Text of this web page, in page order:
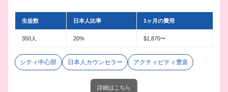
生徒数 日本人比率 1ヶ月の費用
350人 20% $1,870〜
シティ中心部 日本人カウンセラー アクティビティ豊富
詳細はこちら